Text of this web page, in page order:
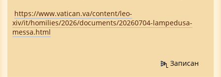
https://www.vatican.va/content/leo-
xiv/it/homilies/2026/documents/20260704-lampedusa-
messa.html
Записан